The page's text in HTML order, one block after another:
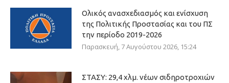
Ολικός ανασχεδιασμός και ενίσχυση
της Πολιτικής Προστασίας και του ΠΣ
την περίοδο 2019-2026
Παρασκευή, 7 Αυγούστου 2026, 15:24
ΣΤΑΣΥ: 29,4 χλμ. νέων σιδηροτροχιών